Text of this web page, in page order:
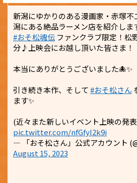
新潟にゆかりのある漫画家・赤塚
潟にある絶品ラーメン店を紹介しま
#おそ松魂伝 ファンクラブ限定！松
分♪上映会にお越し頂いた皆さま！
本当にありがとうございました🐙✨
引き続き本作、そして#おそ松さん
ます✨
(近々また新しいイベント上映の発
pic.twitter.com/nfGfyI2k9i
— 「おそ松さん」公式アカウント
August 15, 2023